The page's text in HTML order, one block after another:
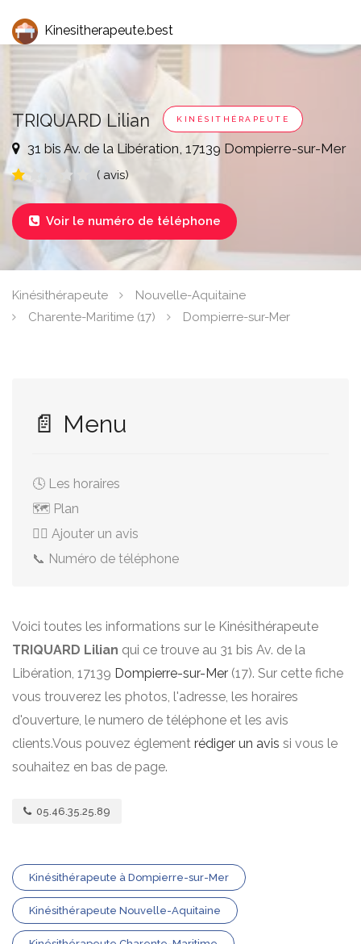
Kinesitherapeute.best
TRIQUARD Lilian KINÉSITHÉRAPEUTE
31 bis Av. de la Libération, 17139 Dompierre-sur-Mer
( avis)
 Voir le numéro de téléphone
Kinésithérapeute
Nouvelle-Aquitaine
Charente-Maritime (17)
Dompierre-sur-Mer
📄 Menu
🕓 Les horaires
🗺️ Plan
✍🏻 Ajouter un avis
📞 Numéro de téléphone
Voici toutes les informations sur le Kinésithérapeute
TRIQUARD Lilian qui ce trouve au 31 bis Av. de la
Libération, 17139 Dompierre-sur-Mer (17). Sur cette fiche
vous trouverez les photos, l'adresse, les horaires
d'ouverture, le numero de téléphone et les avis
clients.Vous pouvez églement rédiger un avis si vous le
souhaitez en bas de page.
05.46.35.25.89
Kinésithérapeute à Dompierre-sur-Mer
Kinésithérapeute Nouvelle-Aquitaine